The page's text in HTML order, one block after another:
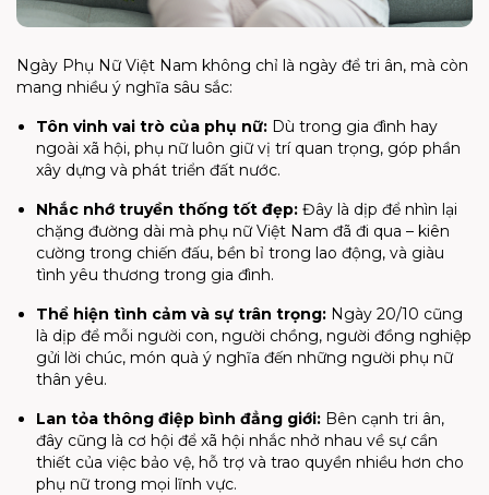
Ngày Phụ Nữ Việt Nam không chỉ là ngày để tri ân, mà còn
mang nhiều ý nghĩa sâu sắc:
Tôn vinh vai trò của phụ nữ: Dù trong gia đình hay
ngoài xã hội, phụ nữ luôn giữ vị trí quan trọng, góp phần
xây dựng và phát triển đất nước.
Nhắc nhớ truyền thống tốt đẹp: Đây là dịp để nhìn lại
chặng đường dài mà phụ nữ Việt Nam đã đi qua – kiên
cường trong chiến đấu, bền bỉ trong lao động, và giàu
tình yêu thương trong gia đình.
Thể hiện tình cảm và sự trân trọng: Ngày 20/10 cũng
là dịp để mỗi người con, người chồng, người đồng nghiệp
gửi lời chúc, món quà ý nghĩa đến những người phụ nữ
thân yêu.
Lan tỏa thông điệp bình đẳng giới: Bên cạnh tri ân,
đây cũng là cơ hội để xã hội nhắc nhở nhau về sự cần
thiết của việc bảo vệ, hỗ trợ và trao quyền nhiều hơn cho
phụ nữ trong mọi lĩnh vực.